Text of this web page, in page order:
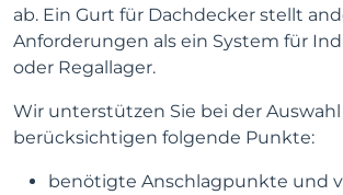
ab. Ein Gurt für Dachdecker stellt
Anforderungen als ein System für
oder Regallager.
Wir unterstützen Sie bei der
berücksichtigen folgende Punkte:
benötigte Anschlagpunkte und